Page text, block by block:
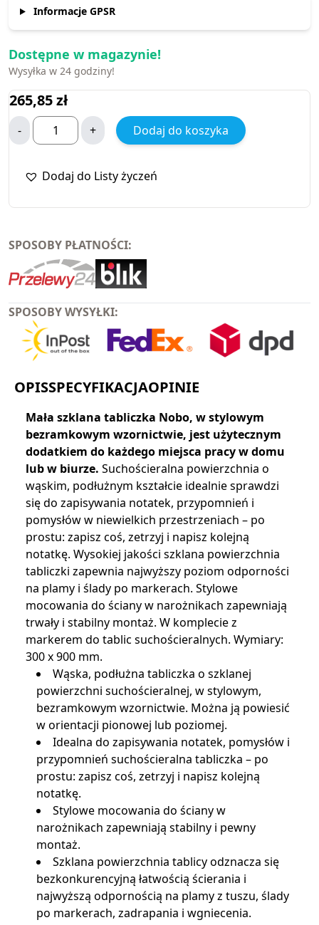
Informacje GPSR
Dostępne w magazynie!
Wysyłka w 24 godziny!
265,85zł
- + Dodaj do koszyka
Dodaj do Listy życzeń
SPOSOBY PŁATNOŚCI:
SPOSOBY WYSYŁKI:
OPISSPECYFIKACJAOPINIE
Mała szklana tabliczka Nobo, w stylowym
bezramkowym wzornictwie, jest użytecznym
dodatkiem do każdego miejsca pracy w domu
lub w biurze. Suchościeralna powierzchnia o
wąskim, podłużnym kształcie idealnie sprawdzi
się do zapisywania notatek, przypomnień i
pomysłów w niewielkich przestrzeniach – po
prostu: zapisz coś, zetrzyj i napisz kolejną
notatkę. Wysokiej jakości szklana powierzchnia
tabliczki zapewnia najwyższy poziom odporności
na plamy i ślady po markerach. Stylowe
mocowania do ściany w narożnikach zapewniają
trwały i stabilny montaż. W komplecie z
markerem do tablic suchościeralnych. Wymiary:
300 x 900 mm.
Wąska, podłużna tabliczka o szklanej
powierzchni suchościeralnej, w stylowym,
bezramkowym wzornictwie. Można ją powiesić
w orientacji pionowej lub poziomej.
Idealna do zapisywania notatek, pomysłów i
przypomnień suchościeralna tabliczka – po
prostu: zapisz coś, zetrzyj i napisz kolejną
notatkę.
Stylowe mocowania do ściany w
narożnikach zapewniają stabilny i pewny
montaż.
Szklana powierzchnia tablicy odznacza się
bezkonkurencyjną łatwością ścierania i
najwyższą odpornością na plamy z tuszu, ślady
po markerach, zadrapania i wgniecenia.